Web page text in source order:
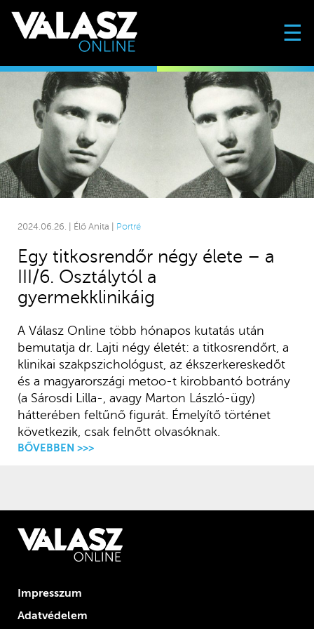
☰
2024.06.26. | Élő Anita | Portré
Egy titkosrendőr négy élete – a
III/6. Osztálytól a
gyermekklinikáig
A Válasz Online több hónapos kutatás után
bemutatja dr. Lajti négy életét: a titkosrendőrt, a
klinikai szakpszichológust, az ékszerkereskedőt
és a magyarországi metoo-t kirobbantó botrány
(a Sárosdi Lilla-, avagy Marton László-ügy)
hátterében feltűnő figurát. Émelyítő történet
következik, csak felnőtt olvasóknak.
BŐVEBBEN >>>
Impresszum
Adatvédelem